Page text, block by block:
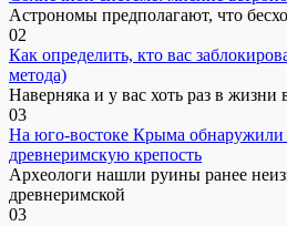
Астрономы предполагают, что
02
Как определить, кто вас
метода)
Наверняка и у вас хоть раз в жизни
03
На юго-востоке Крыма обнаружили
древнеримскую крепость
Археологи нашли руины ранее
древнеримской
03